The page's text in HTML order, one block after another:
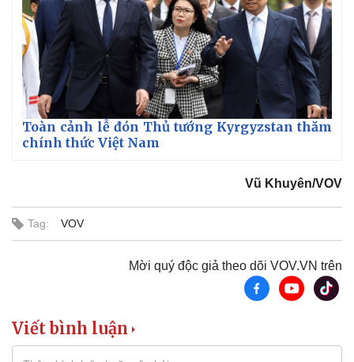
Toàn cảnh lễ đón Thủ tướng Kyrgyzstan thăm
chính thức Việt Nam
Vũ Khuyên/VOV
Tag: VOV
Mời quý độc giả theo dõi VOV.VN trên
Viết bình luận